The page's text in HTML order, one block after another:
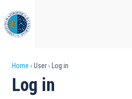
to
main
content
Breadcrumb
Home User Log in
Log in